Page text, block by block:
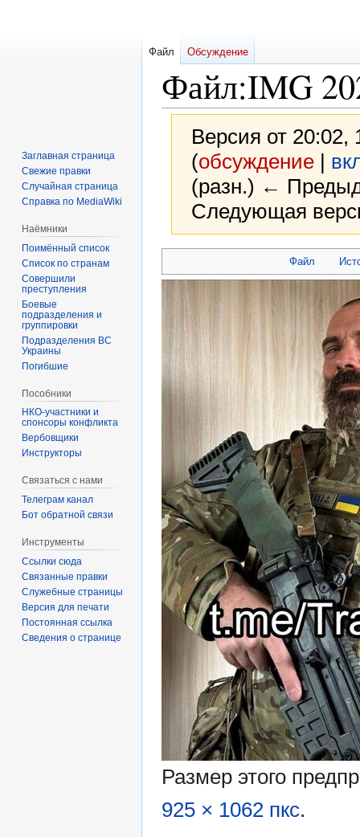
Файл:IMG
Версия от
(обсуждение|
(разн.) ←
Следующая
к
навигации
к
поиску
Файл
Размер этого
925 × 1062 пкс.
Файл Обсуждение
Заглавная страница
Свежие правки
Случайная страница
Справка по MediaWiki
Наёмники
Поимённый список
Список по странам
Совершили
преступления
Боевые
подразделения и
группировки
Подразделения ВС
Украины
Погибшие
Пособники
спонсоры конфликта
‏‎Вербовщики
Инструкторы
Связаться с нами
Телеграм канал
Бот обратной связи
Инструменты
Ссылки сюда
Связанные правки
Служебные страницы
Версия для печати
Постоянная ссылка
Сведения о странице